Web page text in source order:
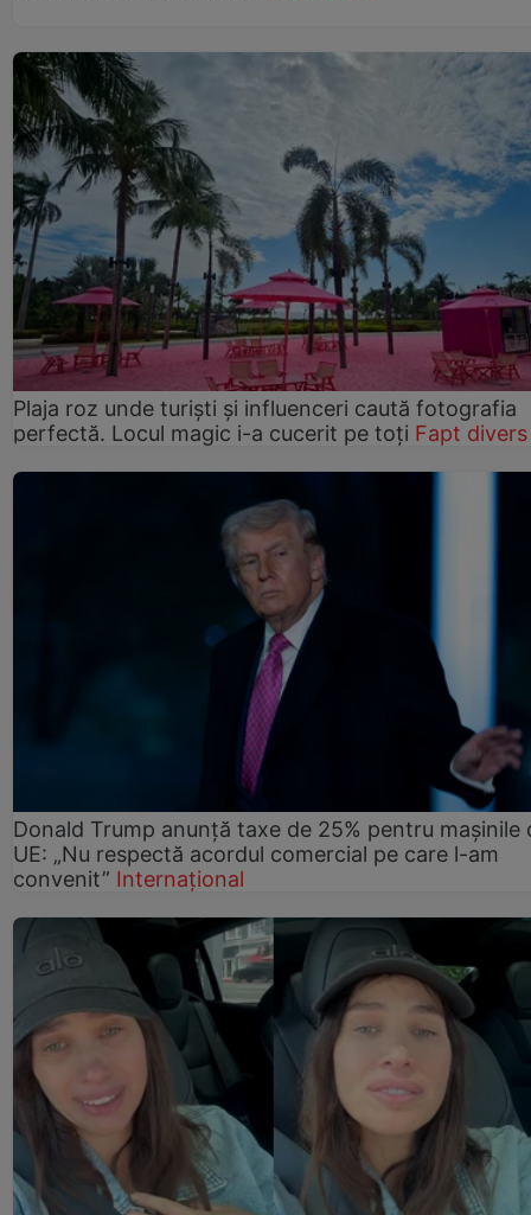
Plaja roz unde turiști și influenceri caută fotografia
perfectă. Locul magic i-a cucerit pe toți Fapt divers
Donald Trump anunță taxe de 25% pentru mașinile
UE: „Nu respectă acordul comercial pe care l-am
convenit” Internațional